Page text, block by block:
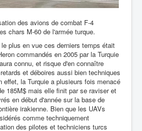
des avions de combat F-4
chars M-60 de l'armée turque.
plus en vue ces derniers temps était
commandés en 2005 par la Turquie
connu, et risque d'en connaître
et déboires aussi bien techniques
effet, la Turquie a plusieurs fois menacé
185M$ mais elle finit par se raviser et
en début d'année sur la base de
irakienne. Bien que les UAVs
comme techniquement
des pilotes et techniciens turcs